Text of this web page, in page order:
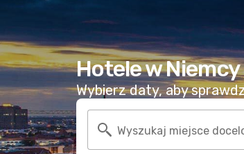
Hotele w Niemcy
Wybierz daty, aby
Wyszukaj miejsce